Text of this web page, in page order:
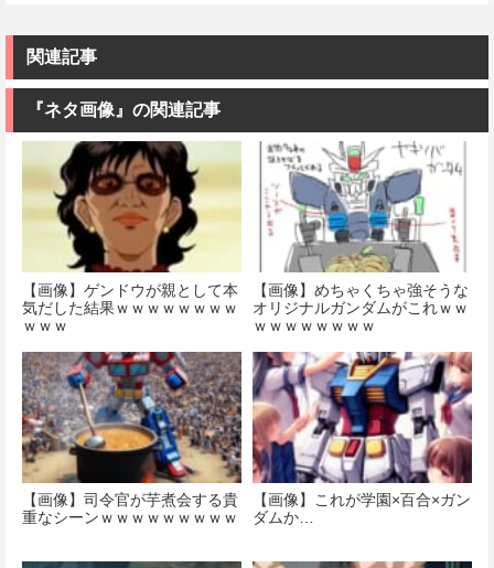
ラモデル
ダム キュベレ
プラモデル
(EXジョイント
ラモデル
関連記事
『ネタ画像』の関連記事
【画像】ゲンドウが親として本
気だした結果ｗｗｗｗｗｗｗｗ
ｗｗｗ
【画像】めちゃくちゃ強そうな
オリジナルガンダムがこれｗｗ
ｗｗｗｗｗｗｗｗ
【画像】司令官が芋煮会する貴
重なシーンｗｗｗｗｗｗｗｗｗ
【画像】これが学園×百合×ガン
ダムか…